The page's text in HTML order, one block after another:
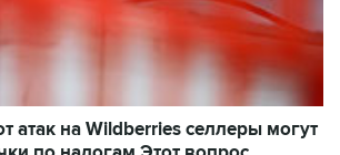
атак на Wildberries селлеры могут